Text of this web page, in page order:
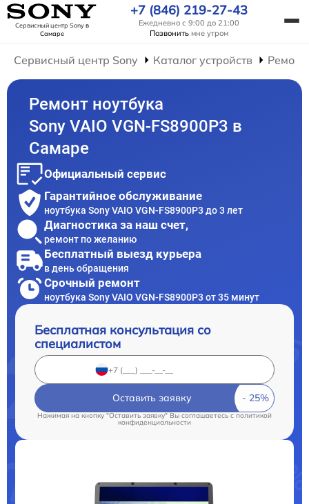
Сервисный центр Sonyв
Самаре
+7 (846) 219-27-43
Ежедневно с 9:00 до 21:00
Позвонить мне утром
Сервисный центр Sony Каталог устройств
Ремонт ноутбука
Sony VAIO VGN-FS8900P3 в
Самаре
Официальный сервис
Гарантийное обслуживание
ноутбука Sony VAIO VGN-FS8900P3 до 3 лет
Диагностика за наш счет,
ремонт по желанию
Бесплатный выезд курьера
в день обращения
Срочный ремонт
ноутбука Sony VAIO VGN-FS8900P3 от 35 минут
Бесплатная консультация со
специалистом
Оставить заявку
Нажимая на кнопку "Оставить заявку" Вы соглашаетесь cполитикой
конфиденциальности